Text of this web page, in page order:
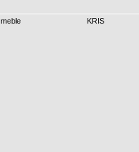
meble KRIS